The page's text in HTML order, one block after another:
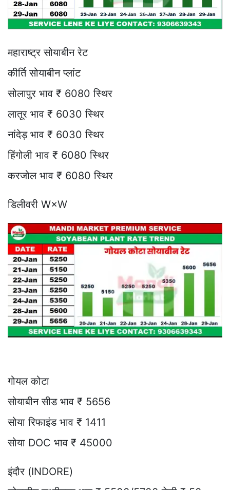
महाराष्ट्र सोयाबीन रेट
कीर्ति सोयाबीन प्लांट
सोलापुर भाव ₹ 6080 स्थिर
लातूर भाव ₹ 6030 स्थिर
नांदेड़ भाव ₹ 6030 स्थिर
हिंगोली भाव ₹ 6080 स्थिर
करजोल भाव ₹ 6080 स्थिर
डिलीवरी W×W
गोयल कोटा
सोयाबीन सीड भाव ₹ 5656
सोया रिफाइंड भाव ₹ 1411
सोया DOC भाव ₹ 45000
इंदौर (INDORE)